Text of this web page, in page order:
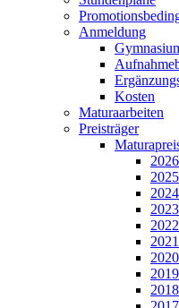
Anmeldung
Kosten
Maturaarbeiten
Preisträger
2026
2025
2024
2023
2022
2021
2020
2019
2018